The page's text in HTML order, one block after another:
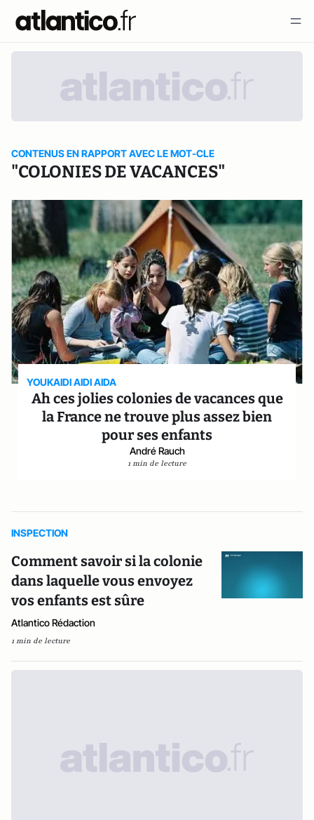
CONTENUS EN RAPPORT AVEC LE MOT-CLE
"COLONIES DE VACANCES"
YOUKAIDI AIDI AIDA
Ah ces jolies colonies de vacances que
la France ne trouve plus assez bien
pour ses enfants
André Rauch
1 min de lecture
INSPECTION
Comment savoir si la colonie
dans laquelle vous envoyez
vos enfants est sûre
Atlantico Rédaction
1 min de lecture